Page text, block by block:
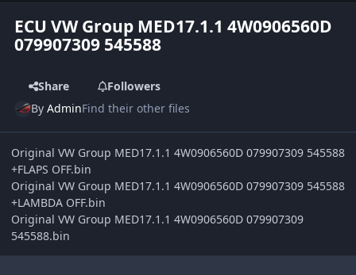
ECU VW Group MED17.1.1 4W0906560D
079907309 545588
Share
Followers
ByAdminFind their other files
Original VW Group MED17.1.1 4W0906560D 079907309 545588
+FLAPS OFF.bin
Original VW Group MED17.1.1 4W0906560D 079907309 545588
+LAMBDA OFF.bin
Original VW Group MED17.1.1 4W0906560D 079907309
545588.bin